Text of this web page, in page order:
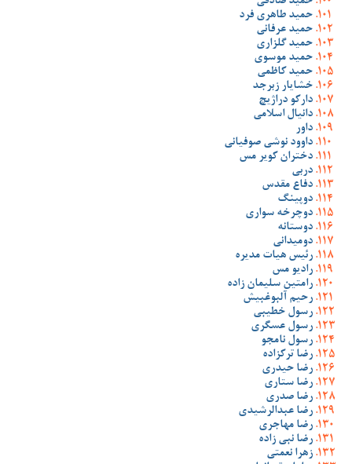
حمید طاهری فرد
حمید عرفانی
حمید گلزاری
حمید موسوی
حمید کاظمی
خشایار زبرجد
دارکو دراژیچ
دانیال اسلامی
داور
داوود نوشی صوفیانی
دختران کویر مس
دربی
دفاع مقدس
دوپینگ
دوچرخه سواری
دوستانه
دومیدانی
رئیس هیات مدیره
رادیو مس
رامتین سلیمان زاده
رحیم آلبوغبیش
رسول خطیبی
رسول عسگری
رسول نامجو
رضا ترکزاده
رضا حیدری
رضا ستاری
رضا صدری
رضا عبدالرشیدی
رضا مهاجری
رضا نبی زاده
زهرا نعمتی